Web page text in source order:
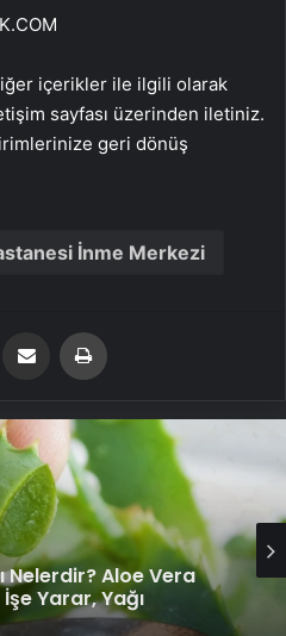
içerikler ile ilgili olarak
sayfası üzerinden iletiniz.
geri dönüş
İnme Merkezi
Email'den paylaş
faydası! Şifa
sizi çok